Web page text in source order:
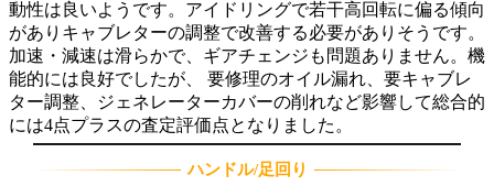
動性は良いようです。アイドリングで若干高回転に偏る傾向
がありキャブレターの調整で改善する必要がありそうです。
加速・減速は滑らかで、ギアチェンジも問題ありません。機
能的には良好でしたが、 要修理のオイル漏れ、要キャブレ
ター調整、ジェネレーターカバーの削れなど影響して総合的
には4点プラスの査定評価点となりました。
ハンドル/足回り